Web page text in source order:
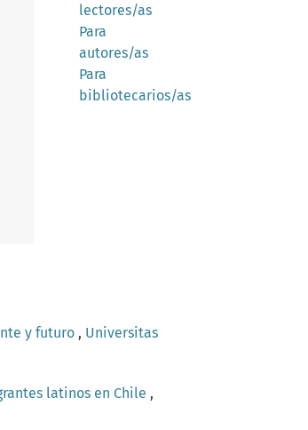
lectores/as
Para
autores/as
Para
bibliotecarios/as
y futuro , Universitas
latinos en Chile ,